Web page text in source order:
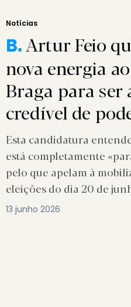
Notícias
B.Artur Feio
nova energia
Braga para
credível de
Esta candidatura
está completamente
pelo que apelam à
eleições do dia 20 de
13 junho 2026